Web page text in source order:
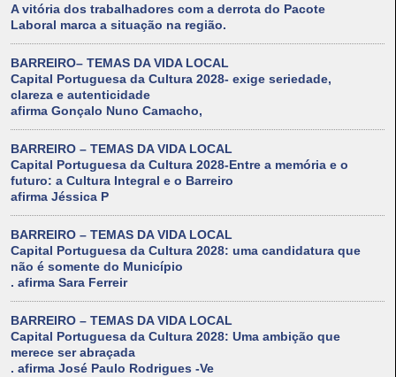
A vitória dos trabalhadores com a derrota do Pacote
Laboral marca a situação na região.
BARREIRO– TEMAS DA VIDA LOCAL
Capital Portuguesa da Cultura 2028- exige seriedade,
clareza e autenticidade
afirma Gonçalo Nuno Camacho,
BARREIRO – TEMAS DA VIDA LOCAL
Capital Portuguesa da Cultura 2028-Entre a memória e o
futuro: a Cultura Integral e o Barreiro
afirma Jéssica P
BARREIRO – TEMAS DA VIDA LOCAL
Capital Portuguesa da Cultura 2028: uma candidatura que
não é somente do Município
. afirma Sara Ferreir
BARREIRO – TEMAS DA VIDA LOCAL
Capital Portuguesa da Cultura 2028: Uma ambição que
merece ser abraçada
. afirma José Paulo Rodrigues -Ve